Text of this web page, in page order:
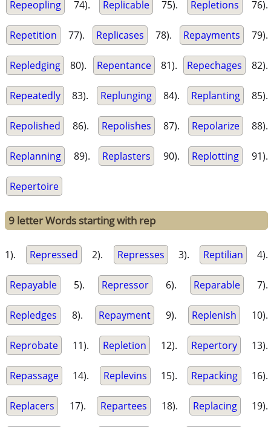
Repeopling 74). Replicable 75). Repletions 76).
Repetition 77). Replicases 78). Repayments 79).
Repledging 80). Repentance 81). Repechages 82).
Repeatedly 83). Replunging 84). Replanting 85).
Repolished 86). Repolishes 87). Repolarize 88).
Replanning 89). Replasters 90). Replotting 91).
Repertoire
9 letter Words starting with rep
1). Repressed 2). Represses 3). Reptilian 4).
Repayable 5). Repressor 6). Reparable 7).
Repledges 8). Repayment 9). Replenish 10).
Reprobate 11). Repletion 12). Repertory 13).
Repassage 14). Replevins 15). Repacking 16).
Replacers 17). Repartees 18). Replacing 19).